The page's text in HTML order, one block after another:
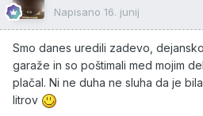
Napisano 16. junij
Smo danes uredili zadevo,
garaže in so poštimali med mojim
plačal. Ni ne duha ne sluha da je
litrov